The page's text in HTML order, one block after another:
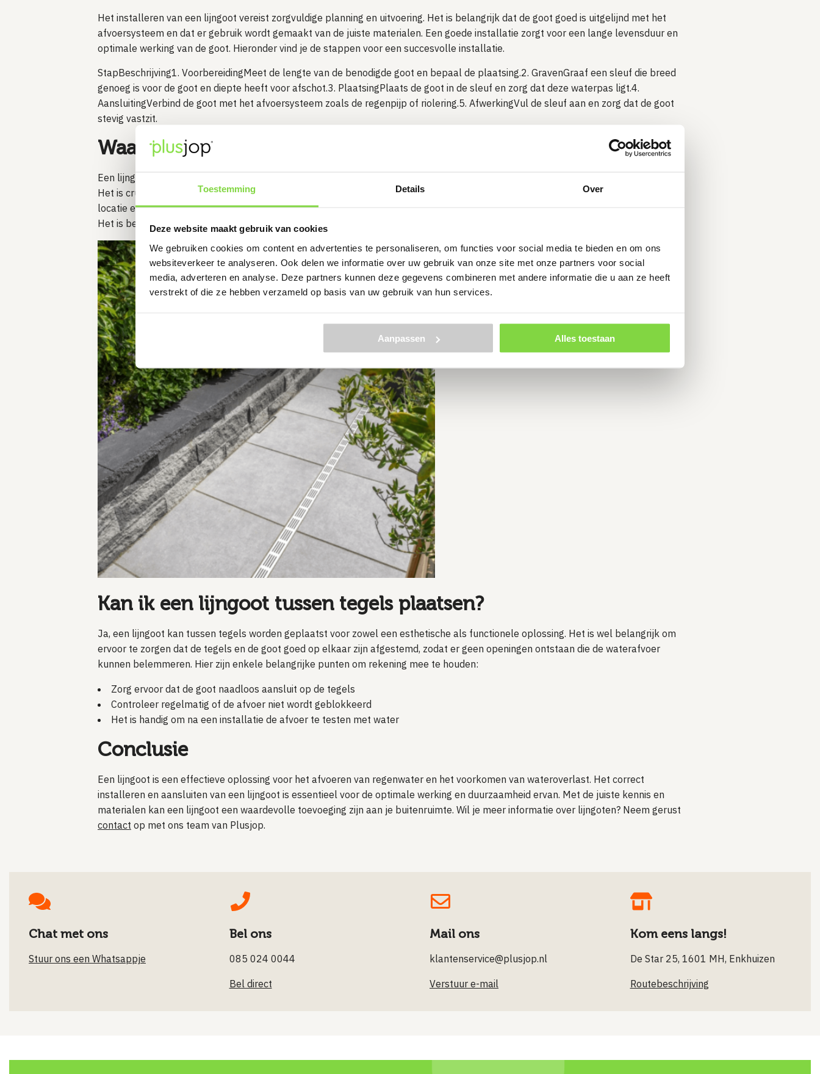
Toestemming Details Over
Deze website maakt gebruik van cookies
We gebruiken cookies om content en advertenties te personaliseren, om functies voor social media te bieden en om ons
websiteverkeer te analyseren. Ook delen we informatie over uw gebruik van onze site met onze partners voor social
media, adverteren en analyse. Deze partners kunnen deze gegevens combineren met andere informatie die u aan ze heeft
verstrekt of die ze hebben verzameld op basis van uw gebruik van hun services.
Aanpassen Alles toestaan
Het installeren van een lijngoot vereist zorgvuldige planning en uitvoering. Het is belangrijk dat de goot goed is uitgelijnd met het
afvoersysteem en dat er gebruik wordt gemaakt van de juiste materialen. Een goede installatie zorgt voor een lange levensduur en
optimale werking van de goot. Hieronder vind je de stappen voor een succesvolle installatie.
StapBeschrijving1. VoorbereidingMeet de lengte van de benodigde goot en bepaal de plaatsing.2. GravenGraaf een sleuf die breed
genoeg is voor de goot en diepte heeft voor afschot.3. PlaatsingPlaats de goot in de sleuf en zorg dat deze waterpas ligt.4.
AansluitingVerbind de goot met het afvoersysteem zoals de regenpijp of riolering.5. AfwerkingVul de sleuf aan en zorg dat de goot
stevig vastzit.
Waar moet ik mijn lijngoot op aansluiten?
Een lijngoot kan worden aangesloten op verschillende afvoersystemen, zoals een regenpijp, een drainagebuis of direct op het riool.
Het is cruciaal om de aansluiting zorgvuldig te plannen om verstoppingen en overstromingen te voorkomen. Afhankelijk van de
locatie en hoeveelheid water die moet worden afgevoerd, kan een expert advies geven over de beste aansluiting voor jouw situatie.
Het is belangrijk om te zorgen voor een goede doorstroming en een robuuste verbinding met het afvoersysteem.
Kan ik een lijngoot tussen tegels plaatsen?
Ja, een lijngoot kan tussen tegels worden geplaatst voor zowel een esthetische als functionele oplossing. Het is wel belangrijk om
ervoor te zorgen dat de tegels en de goot goed op elkaar zijn afgestemd, zodat er geen openingen ontstaan die de waterafvoer
kunnen belemmeren. Hier zijn enkele belangrijke punten om rekening mee te houden:
Zorg ervoor dat de goot naadloos aansluit op de tegels
Controleer regelmatig of de afvoer niet wordt geblokkeerd
Het is handig om na een installatie de afvoer te testen met water
Conclusie
Een lijngoot is een effectieve oplossing voor het afvoeren van regenwater en het voorkomen van wateroverlast. Het correct
installeren en aansluiten van een lijngoot is essentieel voor de optimale werking en duurzaamheid ervan. Met de juiste kennis en
materialen kan een lijngoot een waardevolle toevoeging zijn aan je buitenruimte. Wil je meer informatie over lijngoten? Neem gerust
contact op met ons team van Plusjop.
Chat met ons
Stuur ons een Whatsappje
Bel ons
085 024 0044
Bel direct
Mail ons
klantenservice@plusjop.nl
Verstuur e-mail
Kom eens langs!
De Star 25, 1601 MH, Enkhuizen
Routebeschrijving